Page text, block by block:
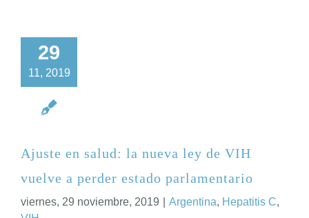
29
11, 2019
Ajuste en salud: la nueva ley de VIH
vuelve a perder estado parlamentario
viernes, 29 noviembre, 2019 Argentina, Hepatitis C,